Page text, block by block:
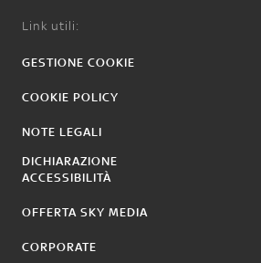
Link utili:
GESTIONE COOKIE
COOKIE POLICY
NOTE LEGALI
DICHIARAZIONE
ACCESSIBILITÀ
OFFERTA SKY MEDIA
CORPORATE